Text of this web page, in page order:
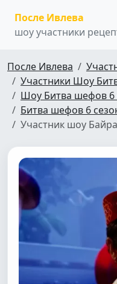
После Ивлева
шоу участники
После Ивлева
Участники Шоу
Шоу Битва шефов 6
Битва шефов 6
Участник шоу